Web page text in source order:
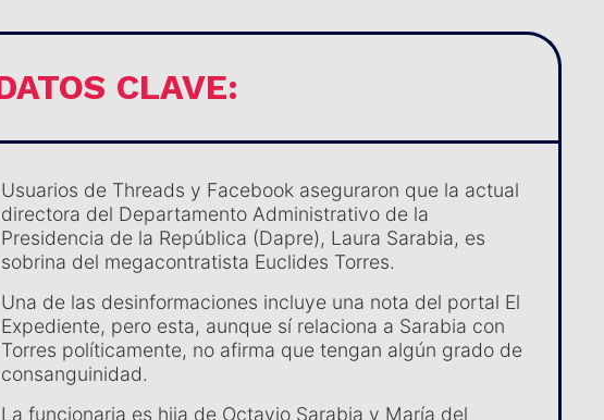
CLAVE:
Usuarios de Threads y Facebook aseguraron que la actual
directora del Departamento Administrativo de la
Presidencia de la República (Dapre), Laura Sarabia, es
sobrina del megacontratista Euclides Torres.
Una de las desinformaciones incluye una nota del portal El
Expediente, pero esta, aunque sí relaciona a Sarabia con
Torres políticamente, no afirma que tengan algún grado de
consanguinidad.
La funcionaria es hija de Octavio Sarabia y María del